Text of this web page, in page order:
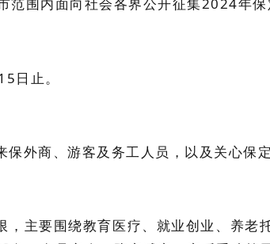
日止。
外商、游客及务工人员，以及关心保
，主要围绕教育医疗、就业创业、养老